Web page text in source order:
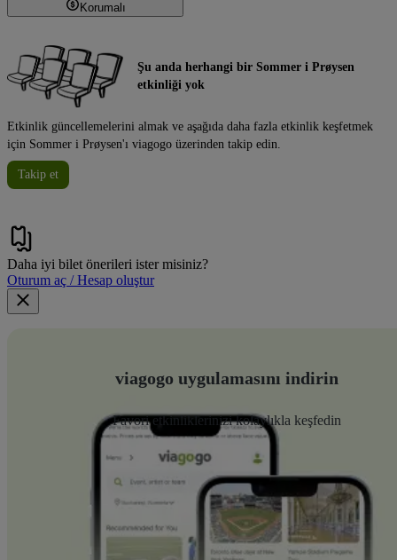
Korumalı
Şu anda herhangi bir Sommer i Prøysen
etkinliği yok
Etkinlik güncellemelerini almak ve aşağıda daha fazla etkinlik keşfetmek
için Sommer i Prøysen'ı viagogo üzerinden takip edin.
Takip et
Daha iyi bilet önerileri ister misiniz?
Oturum aç / Hesap oluştur
viagogo uygulamasını indirin
Favori etkinliklerinizi kolaylıkla keşfedin